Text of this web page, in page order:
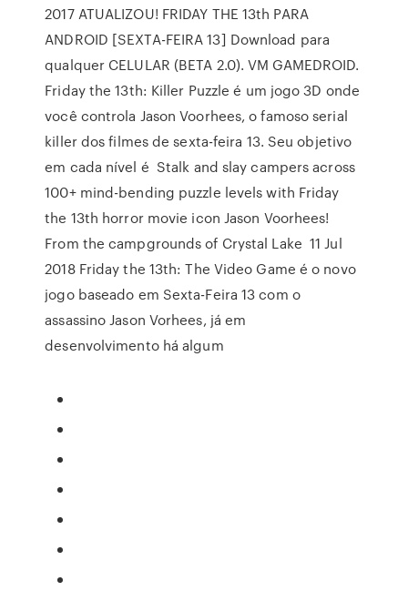
2017 ATUALIZOU! FRIDAY THE 13th PARA
ANDROID [SEXTA-FEIRA 13] Download para
qualquer CELULAR (BETA 2.0). VM GAMEDROID.
Friday the 13th: Killer Puzzle é um jogo 3D onde
você controla Jason Voorhees, o famoso serial
killer dos filmes de sexta-feira 13. Seu objetivo
em cada nível é Stalk and slay campers across
100+ mind-bending puzzle levels with Friday
the 13th horror movie icon Jason Voorhees!
From the campgrounds of Crystal Lake 11 Jul
2018 Friday the 13th: The Video Game é o novo
jogo baseado em Sexta-Feira 13 com o
assassino Jason Vorhees, já em
desenvolvimento há algum